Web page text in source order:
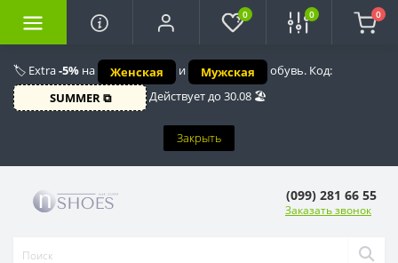
🏷️ Extra-5% на Женская и Мужская
обувь. Код:
SUMMER ⧉
Действует до 30.08 🏖️
Закрыть
0 0 0
(099) 281 66 55
Заказать звонок